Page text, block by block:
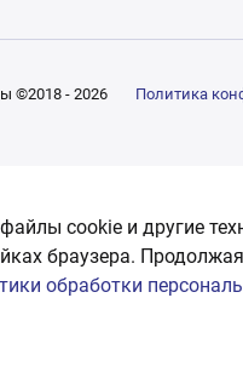
©2018 - 2026 Политика
cookie и другие
браузера.
обработки